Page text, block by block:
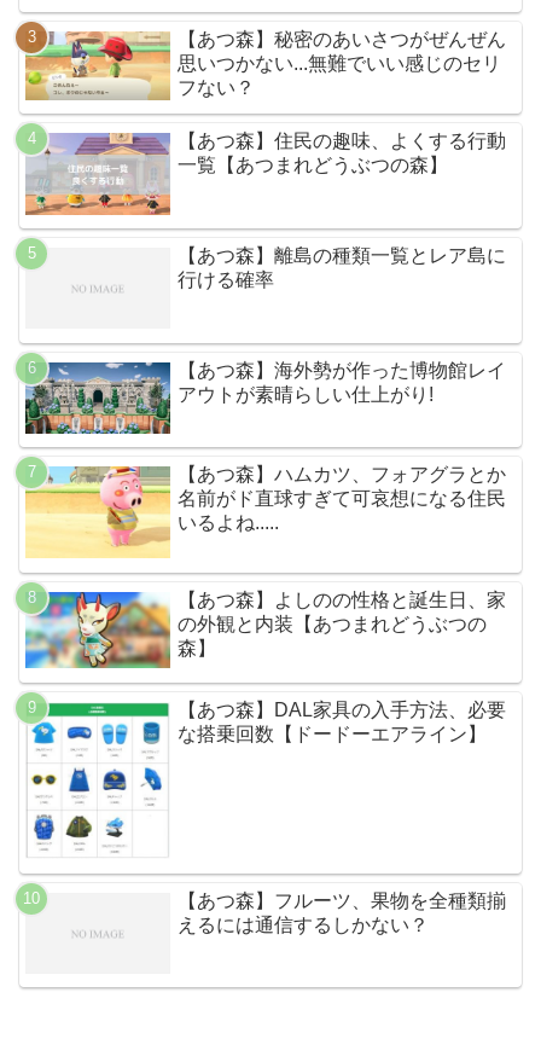
【あつ森】秘密のあいさつがぜんぜん
思いつかない...無難でいい感じのセリ
フない？
【あつ森】住民の趣味、よくする行動
一覧【あつまれどうぶつの森】
【あつ森】離島の種類一覧とレア島に
行ける確率
【あつ森】海外勢が作った博物館レイ
アウトが素晴らしい仕上がり!
【あつ森】ハムカツ、フォアグラとか
名前がド直球すぎて可哀想になる住民
いるよね.....
【あつ森】よしのの性格と誕生日、家
の外観と内装【あつまれどうぶつの
森】
【あつ森】DAL家具の入手方法、必要
な搭乗回数【ドードーエアライン】
【あつ森】フルーツ、果物を全種類揃
えるには通信するしかない？